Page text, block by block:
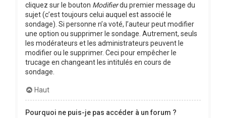
cliquez sur le bouton Modifierdu premier message du
sujet (c’est toujours celui auquel est associé le
sondage). Si personne n’a voté, l’auteur peut modifier
une option ou supprimer le sondage. Autrement, seuls
les modérateurs et les administrateurs peuvent le
modifier ou le supprimer. Ceci pour empêcher le
trucage en changeant les intitulés en cours de
sondage.
Haut
Pourquoi ne puis-je pas accéder à un forum ?